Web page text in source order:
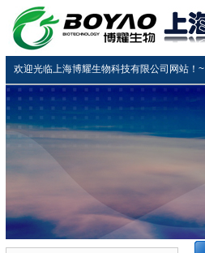
欢迎光临上海博耀生物科技有限公司网站！~